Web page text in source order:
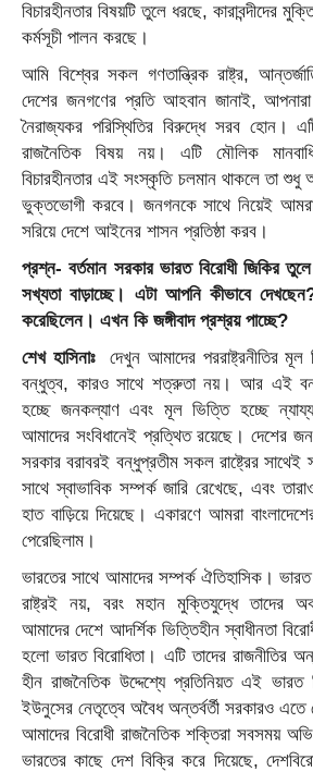
বিচারহীনতার বিষয়টি তুলে ধরছে, কারাবন্দীদের
কর্মসূচী পালন করছে।
আমি বিশ্বের সকল গণতান্ত্রিক রাষ্ট্র,
দেশের জনগণের প্রতি আহবান জানাই, আপনারা
নৈরাজ্যকর পরিস্থিতির বিরুদ্ধে সরব হোন।
রাজনৈতিক বিষয় নয়। এটি মৌলিক
বিচারহীনতার এই সংস্কৃতি চলমান থাকলে তা
ভুক্তভোগী করবে। জনগনকে সাথে নিয়েই
সরিয়ে দেশে আইনের শাসন প্রতিষ্ঠা করব।
প্রশ্ন- বর্তমান সরকার ভারত বিরোধী জিকির
সখ্যতা বাড়াচ্ছে। এটা আপনি কীভাবে
করেছিলেন। এখন কি জঙ্গীবাদ প্রশ্রয় পাচ্ছে?
শেখ হাসিনাঃদেখুন আমাদের পররাষ্ট্রনীতির মূল
বন্ধুত্ব, কারও সাথে শত্রুতা নয়। আর এই
হচ্ছে জনকল্যাণ এবং মূল ভিত্তি হচ্ছে
আমাদের সংবিধানেই প্রত্থিত রয়েছে। দেশের
সরকার বরাবরই বন্ধুপ্রতীম সকল রাষ্ট্রের সাথেই
সাথে স্বাভাবিক সম্পর্ক জারি রেখেছে, এবং
হাত বাড়িয়ে দিয়েছে। একারণে আমরা
পেরেছিলাম।
ভারতের সাথে আমাদের সম্পর্ক ঐতিহাসিক।
রাষ্ট্রই নয়, বরং মহান মুক্তিযুদ্ধে তাদের
আমাদের দেশে আদর্শিক ভিত্তিহীন স্বাধীনতা
হলো ভারত বিরোধিতা। এটি তাদের রাজনীতির
হীন রাজনৈতিক উদ্দেশ্যে প্রতিনিয়ত এই ভারত
ইউনুসের নেতৃত্বে অবৈধ অন্তর্বর্তী সরকারও এতে
আমাদের বিরোধী রাজনৈতিক শক্তিরা সবসময়
ভারতের কাছে দেশ বিক্রি করে দিয়েছে,